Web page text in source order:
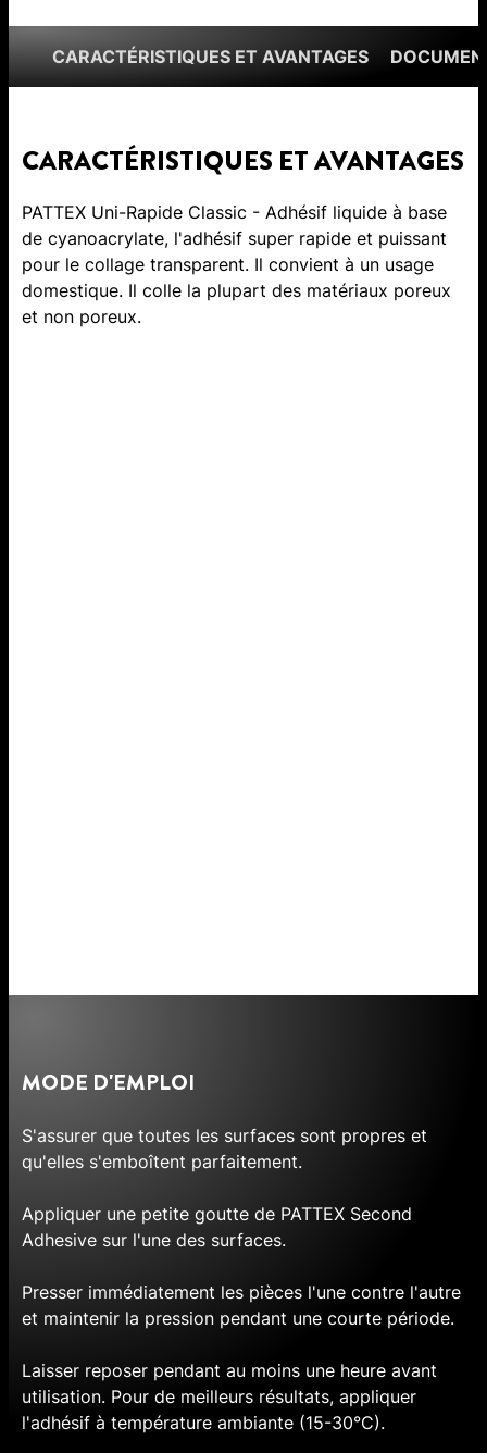
CARACTÉRISTIQUES ET AVANTAGES
CARACTÉRISTIQUES ET AVANTAGES
PATTEX Uni-Rapide Classic - Adhésif liquide à base
de cyanoacrylate, l'adhésif super rapide et puissant
pour le collage transparent. Il convient à un usage
domestique. Il colle la plupart des matériaux poreux
et non poreux.
MODE D'EMPLOI
S'assurer que toutes les surfaces sont propres et
qu'elles s'emboîtent parfaitement.
Appliquer une petite goutte de PATTEX Second
Adhesive sur l'une des surfaces.
Presser immédiatement les pièces l'une contre l'autre
et maintenir la pression pendant une courte période.
Laisser reposer pendant au moins une heure avant
utilisation. Pour de meilleurs résultats, appliquer
l'adhésif à température ambiante (15-30°C).